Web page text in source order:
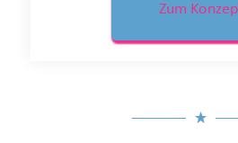
Zum